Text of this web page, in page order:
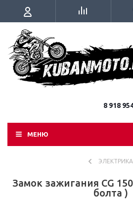
8 918
МЕНЮ
ЭЛЕКТРИКА
Замок зажигания CG
болта )